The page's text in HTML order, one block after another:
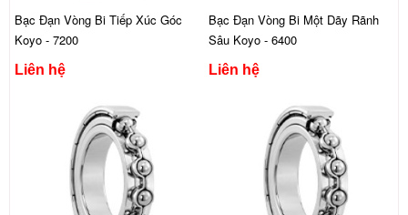
Bạc Đạn Vòng Bi Tiếp Xúc Góc
Koyo - 7200
Liên hệ
Bạc Đạn Vòng Bi Một Dãy Rãnh
Sâu Koyo - 6400
Liên hệ